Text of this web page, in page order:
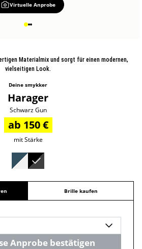
Virtuelle Anprobe
Materialmix und sorgt für einen modernen,
vielseitigen Look.
Deine smykker
Harager
Schwarz Gun
ab 150 €
mit Stärke
Brille kaufen
Anprobe bestätigen